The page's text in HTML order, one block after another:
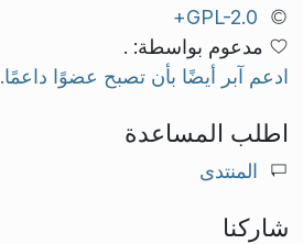
GPL-2.0+
مدعوم بواسطة: .
ادعم آبر أيضًا بأن تصبح عضوًا داعمًا.
اطلب المساعدة
المنتدى
شاركنا